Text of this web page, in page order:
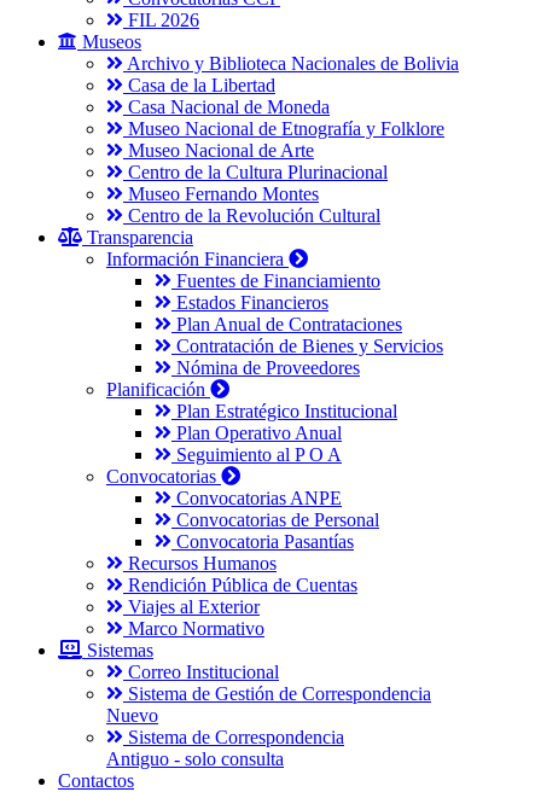
FIL 2026
Museos
Archivo y Biblioteca Nacionales de Bolivia
Casa de la Libertad
Casa Nacional de Moneda
Museo Nacional de Etnografía y Folklore
Museo Nacional de Arte
Centro de la Cultura Plurinacional
Museo Fernando Montes
Centro de la Revolución Cultural
Transparencia
Información Financiera
Fuentes de Financiamiento
Estados Financieros
Plan Anual de Contrataciones
Contratación de Bienes y Servicios
Nómina de Proveedores
Planificación
Plan Estratégico Institucional
Plan Operativo Anual
Seguimiento al P O A
Convocatorias
Convocatorias ANPE
Convocatorias de Personal
Convocatoria Pasantías
Recursos Humanos
Rendición Pública de Cuentas
Viajes al Exterior
Marco Normativo
Sistemas
Correo Institucional
Sistema de Gestión de Correspondencia
Nuevo
Sistema de Correspondencia
Antiguo - solo consulta
Contactos